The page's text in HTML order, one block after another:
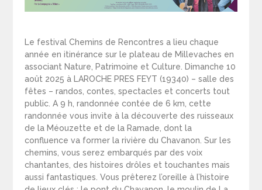
Le festival Chemins de Rencontres a lieu chaque
année en itinérance sur le plateau de Millevaches en
associant Nature, Patrimoine et Culture. Dimanche 10
août 2025 à LAROCHE PRES FEYT (19340) – salle des
fêtes – randos, contes, spectacles et concerts tout
public. A 9 h, randonnée contée de 6 km, cette
randonnée vous invite à la découverte des ruisseaux
de la Méouzette et de la Ramade, dont la
confluence va former la rivière du Chavanon. Sur les
chemins, vous serez embarqués par des voix
chantantes, des histoires drôles et touchantes mais
aussi fantastiques. Vous prêterez l’oreille à l’histoire